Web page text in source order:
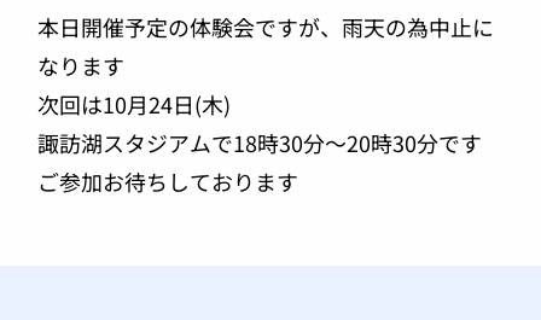
本日開催予定の体験会ですが、雨天の為中止に
なります
次回は10月24日(木)
諏訪湖スタジアムで18時30分～20時30分です
ご参加お待ちしております